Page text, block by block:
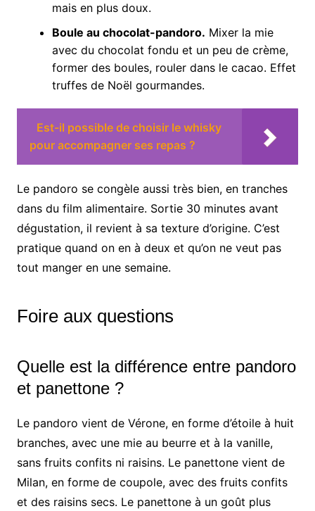
mais en plus doux.
Boule au chocolat-pandoro. Mixer la mie
avec du chocolat fondu et un peu de crème,
former des boules, rouler dans le cacao. Effet
truffes de Noël gourmandes.
Est-il possible de choisir le whisky
pour accompagner ses repas ?
Le pandoro se congèle aussi très bien, en tranches
dans du film alimentaire. Sortie 30 minutes avant
dégustation, il revient à sa texture d’origine. C’est
pratique quand on en à deux et qu’on ne veut pas
tout manger en une semaine.
Foire aux questions
Quelle est la différence entre pandoro
et panettone ?
Le pandoro vient de Vérone, en forme d’étoile à huit
branches, avec une mie au beurre et à la vanille,
sans fruits confits ni raisins. Le panettone vient de
Milan, en forme de coupole, avec des fruits confits
et des raisins secs. Le panettone à un goût plus